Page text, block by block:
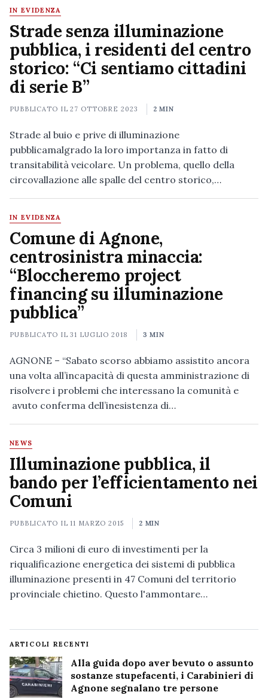
IN EVIDENZA
Strade senza illuminazione
pubblica, i residenti del centro
storico: “Ci sentiamo cittadini
di serie B”
PUBBLICATO IL27 OTTOBRE 2023 2 MIN
Strade al buio e prive di illuminazione
pubblicamalgrado la loro importanza in fatto di
transitabilità veicolare. Un problema, quello della
circovallazione alle spalle del centro storico,…
IN EVIDENZA
Comune di Agnone,
centrosinistra minaccia:
“Bloccheremo project
financing su illuminazione
pubblica”
PUBBLICATO IL31 LUGLIO 2018 3 MIN
AGNONE – “Sabato scorso abbiamo assistito ancora
una volta all’incapacità di questa amministrazione di
risolvere i problemi che interessano la comunità e
avuto conferma dell’inesistenza di…
NEWS
Illuminazione pubblica, il
bando per l’efficientamento nei
Comuni
PUBBLICATO IL11 MARZO 2015 2 MIN
Circa 3 milioni di euro di investimenti per la
riqualificazione energetica dei sistemi di pubblica
illuminazione presenti in 47 Comuni del territorio
provinciale chietino. Questo l'ammontare…
ARTICOLI RECENTI
Alla guida dopo aver bevuto o assunto
sostanze stupefacenti, i Carabinieri di
Agnone segnalano tre persone